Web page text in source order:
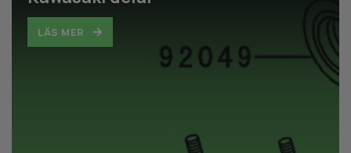
LÄS MER